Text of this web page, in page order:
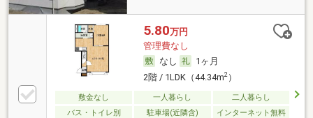
5.80万円
管理費なし
なし
1ヶ月
2階 / 1LDK（44.34m2）
敷金なし 一人暮らし
二人暮らし
バス・トイレ別
駐車場(近隣含) インターネット無料